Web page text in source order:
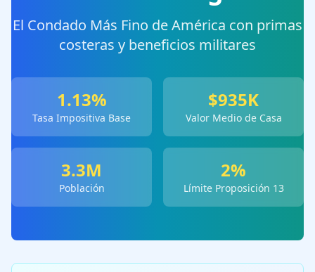
El Condado Más Fino de América con primas
costeras y beneficios militares
1.13%
Tasa Impositiva Base
$935K
Valor Medio de Casa
3.3M
Población
2%
Límite Proposición 13